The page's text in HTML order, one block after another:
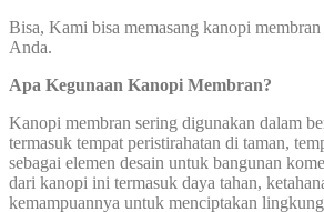
Bisa, Kami bisa memasang kanopi
Anda.
Apa Kegunaan Kanopi Membran?
Kanopi membran sering digunakan dalam
termasuk tempat peristirahatan di taman,
sebagai elemen desain untuk bangunan
dari kanopi ini termasuk daya tahan,
kemampuannya untuk menciptakan